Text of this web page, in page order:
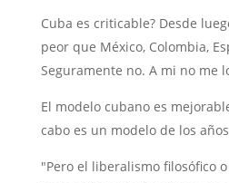
Cuba es criticable? Desde
peor que México, Colombia,
Seguramente no. A mi no me
El modelo cubano es
cabo es un modelo de los
"Pero el liberalismo filosófico